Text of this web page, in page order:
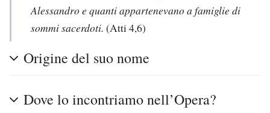
Alessandro e quanti appartenevano a famiglie di
sommi sacerdoti. (Atti 4,6)
Origine del suo nome
Dove lo incontriamo nell’Opera?